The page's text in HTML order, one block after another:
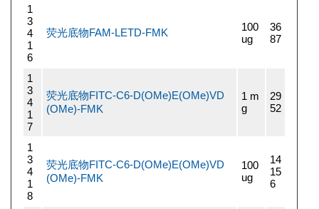
1
3
4
1
6
荧光底物FAM-LETD-FMK
100
ug
36
87
1
3
4
1
7
荧光底物FITC-C6-D(OMe)E(OMe)VD
(OMe)-FMK
1 m
g
29
52
1
3
4
1
8
荧光底物FITC-C6-D(OMe)E(OMe)VD
(OMe)-FMK
100
ug
14
15
6